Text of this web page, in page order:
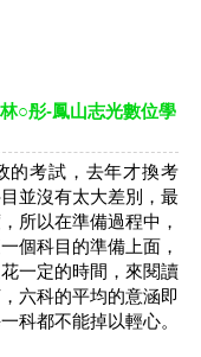
○彤-鳳山志光數位學
的考試，去年才換考
並沒有太大差別，最
所以在準備過程中，
個科目的準備上面，
一定的時間，來閱讀
六科的平均的意涵即
科都不能掉以輕心。